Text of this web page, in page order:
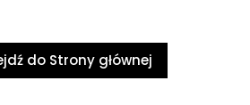
do Strony głównej